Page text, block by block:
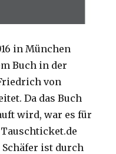
in München
Buch in der
von
Da das Buch
wird, war es für
ist durch